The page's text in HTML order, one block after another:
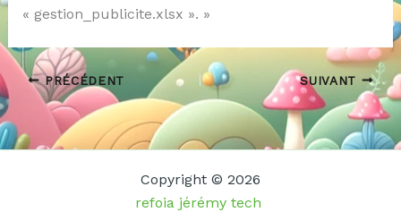
« gestion_publicite.xlsx ». »
PRÉCÉDENT SUIVANT
Copyright © 2026
refoia jérémy tech